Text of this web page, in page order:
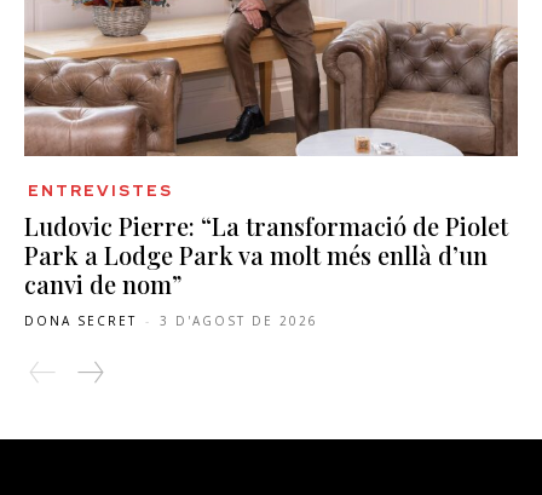
ENTREVISTES
Ludovic Pierre: “La transformació de Piolet
Park a Lodge Park va molt més enllà d’un
canvi de nom”
DONA SECRET - 3 D'AGOST DE 2026